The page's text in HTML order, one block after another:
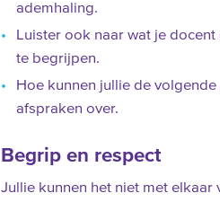
ademhaling.
Luister ook naar wat je
te begrijpen.
Hoe kunnen jullie de
afspraken over.
Begrip en respect
Jullie kunnen het niet met